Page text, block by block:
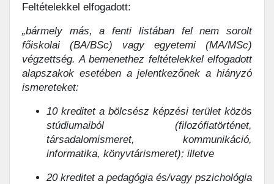
Feltételekkel elfogadott:
„bármely más, a fenti listában fel nem sorolt
főiskolai (BA/BSc) vagy egyetemi (MA/MSc)
végzettség. A bemenethez feltételekkel elfogadott
alapszakok esetében a jelentkezőnek a hiányzó
ismereteket:
10 kreditet a bölcsész képzési terület közös
stúdiumaiból (filozófiatörténet,
társadalomismeret, kommunikáció,
informatika, könyvtárismeret); illetve
20 kreditet a pedagógia és/vagy pszichológia